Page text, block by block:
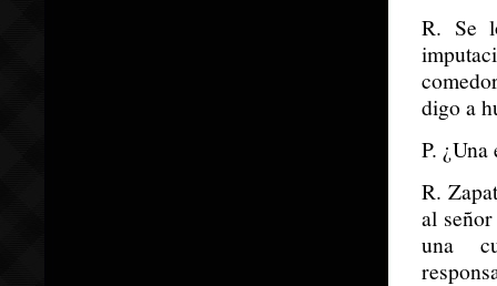
R. Se
digo a
P.
R.
al
una